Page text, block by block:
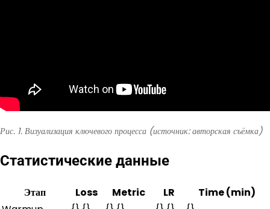
Рис. 1. Визуализация ключевого процесса (источник: авторская съёмка)
Статистические данные
Этап Loss Metric LR
Time (min)